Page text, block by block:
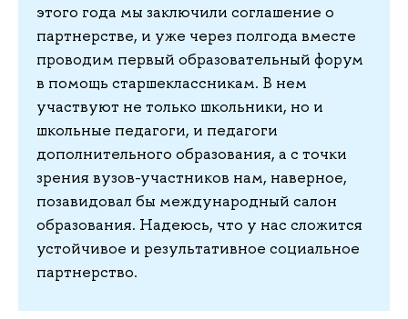
этого года мы заключили соглашение о
партнерстве, и уже через полгода вместе
проводим первый образовательный форум
в помощь старшеклассникам. В нем
участвуют не только школьники, но и
школьные педагоги, и педагоги
дополнительного образования, а с точки
зрения вузов-участников нам, наверное,
позавидовал бы международный салон
образования. Надеюсь, что у нас сложится
устойчивое и результативное социальное
партнерство.